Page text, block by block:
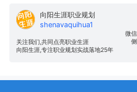
微
向阳生涯职业规划
shenavaquihua1
关注我们,共同点亮职业生涯
向阳生涯,专注职业规划实战落地25年